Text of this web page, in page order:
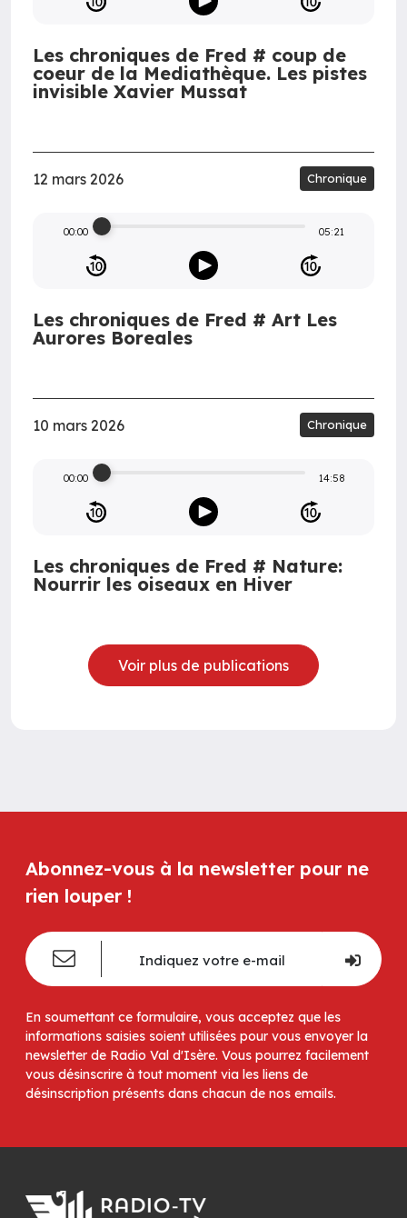
Les chroniques de Fred # coup de
coeur de la Mediathèque. Les pistes
invisible Xavier Mussat
12 mars 2026 Chronique
00:00 05:21
Les chroniques de Fred # Art Les
Aurores Boreales
10 mars 2026 Chronique
00:00 14:58
Les chroniques de Fred # Nature:
Nourrir les oiseaux en Hiver
Voir plus de publications
Abonnez-vous à la newsletter pour ne
rien louper !
En soumettant ce formulaire, vous acceptez que les
informations saisies soient utilisées pour vous envoyer la
newsletter de Radio Val d'Isère. Vous pourrez facilement
vous désinscrire à tout moment via les liens de
désinscription présents dans chacun de nos emails.